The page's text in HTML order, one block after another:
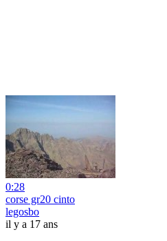
0:28
corse gr20 cinto
legosbo
il y a 17 ans